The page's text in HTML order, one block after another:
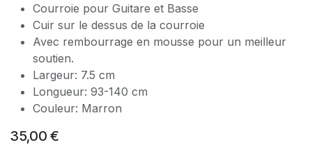
Courroie pour Guitare et Basse
Cuir sur le dessus de la courroie
Avec rembourrage en mousse pour un meilleur
soutien.
Largeur: 7.5 cm
Longueur: 93-140 cm
Couleur: Marron
35,00 €